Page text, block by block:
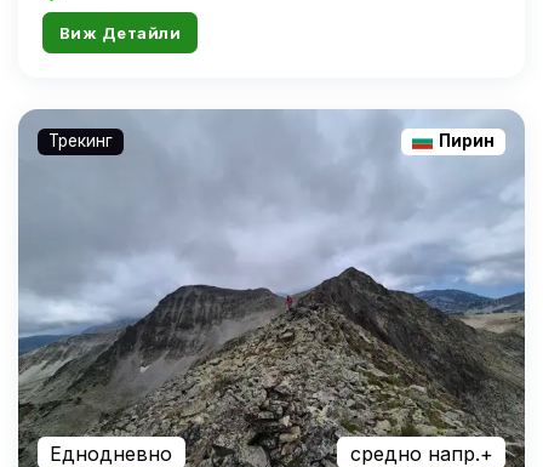
Виж Детайли
Трекинг Пирин
Еднодневно средно напр.+